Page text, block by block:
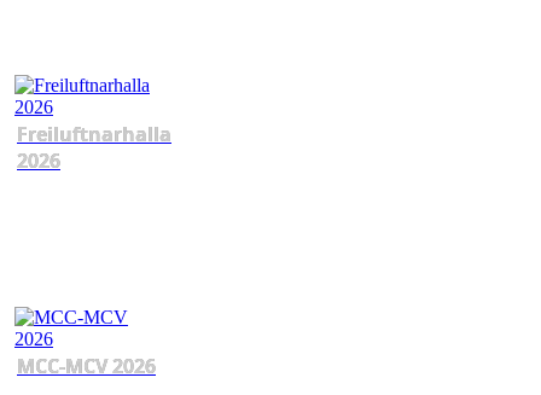
Freiluftnarhalla
2026
MCC-MCV 2026